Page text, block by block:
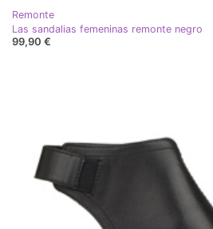
Remonte
Las sandalias femeninas remonte negro
99,90 €